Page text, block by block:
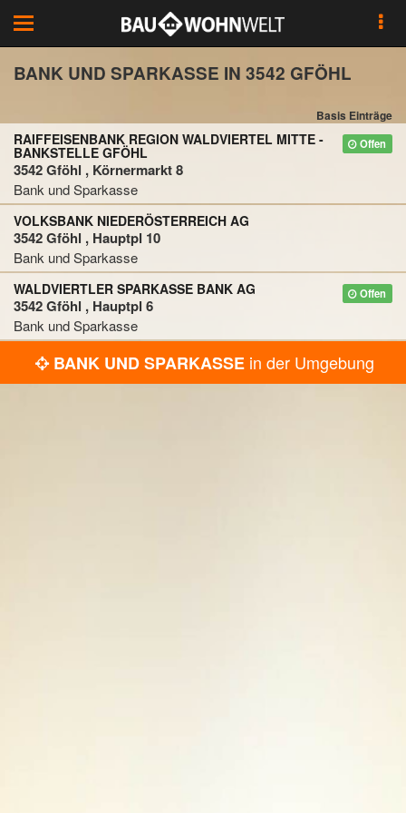
Toggle
navigation
BANK UND SPARKASSE IN 3542 GFÖHL
Basis Einträge
Offen
RAIFFEISENBANK REGION WALDVIERTEL MITTE -
BANKSTELLE GFÖHL
3542 Gföhl , Körnermarkt 8
Bank und Sparkasse
VOLKSBANK NIEDERÖSTERREICH AG
3542 Gföhl , Hauptpl 10
Bank und Sparkasse
Offen
WALDVIERTLER SPARKASSE BANK AG
3542 Gföhl , Hauptpl 6
Bank und Sparkasse
BANK UND SPARKASSE in der Umgebung